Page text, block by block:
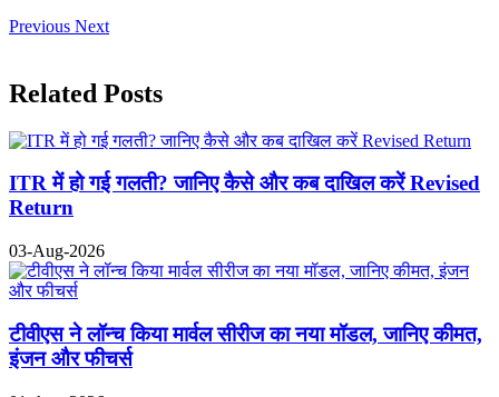
Previous Next
Related Posts
ITR में हो गई गलती? जानिए कैसे और कब दाखिल करें Revised
Return
03-Aug-2026
टीवीएस ने लॉन्च किया मार्वल सीरीज का नया मॉडल, जानिए कीमत,
इंजन और फीचर्स